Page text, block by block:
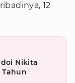
12
Nikita
Tahun